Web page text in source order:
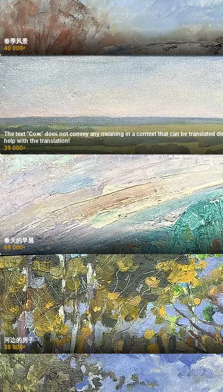
春季风景
40 000₽
The text "Сож" does not convey any meaning in a context that can be translated
help with the translation!
39 000₽
春天的早晨
69 000₽
河边的房子
38 000₽